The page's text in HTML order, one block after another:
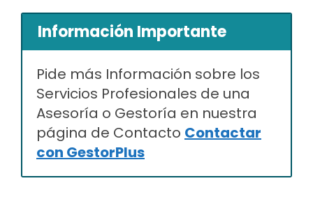
Información Importante
Pide más Información sobre los
Servicios Profesionales de una
Asesoría o Gestoría en nuestra
página de Contacto Contactar
con GestorPlus